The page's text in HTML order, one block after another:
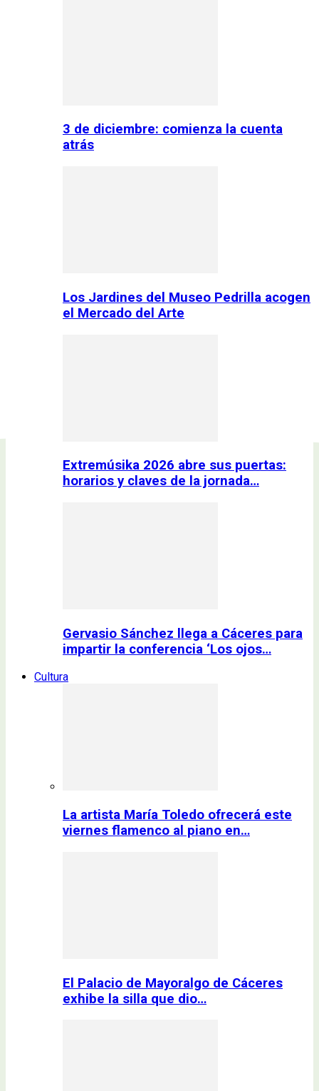
3 de diciembre: comienza la cuenta
atrás
Los Jardines del Museo Pedrilla acogen
el Mercado del Arte
Extremúsika 2026 abre sus puertas:
horarios y claves de la jornada…
Gervasio Sánchez llega a Cáceres para
impartir la conferencia ‘Los ojos…
Cultura
La artista María Toledo ofrecerá este
viernes flamenco al piano en…
El Palacio de Mayoralgo de Cáceres
exhibe la silla que dio…